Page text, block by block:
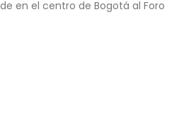
en el centro de Bogotá al Foro